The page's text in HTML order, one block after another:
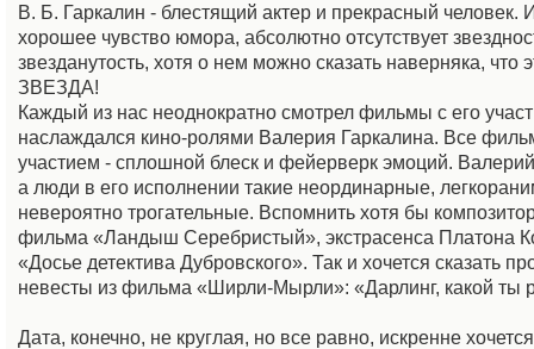
В. Б. Гаркалин - блестящий актер и прекрасный человек.
хорошее чувство юмора, абсолютно отсутствует
звезданутость, хотя о нем можно сказать наверняка, что
ЗВЕЗДА!
Каждый из нас неоднократно смотрел фильмы с его
наслаждался кино-ролями Валерия Гаркалина. Все
участием - сплошной блеск и фейерверк эмоций.
а люди в его исполнении такие неординарные,
невероятно трогательные. Вспомнить хотя бы
фильма «Ландыш Серебристый», экстрасенса Платона
«Досье детектива Дубровского». Так и хочется сказать
невесты из фильма «Ширли-Мырли»: «Дарлинг, какой ты
Дата, конечно, не круглая, но все равно, искренне